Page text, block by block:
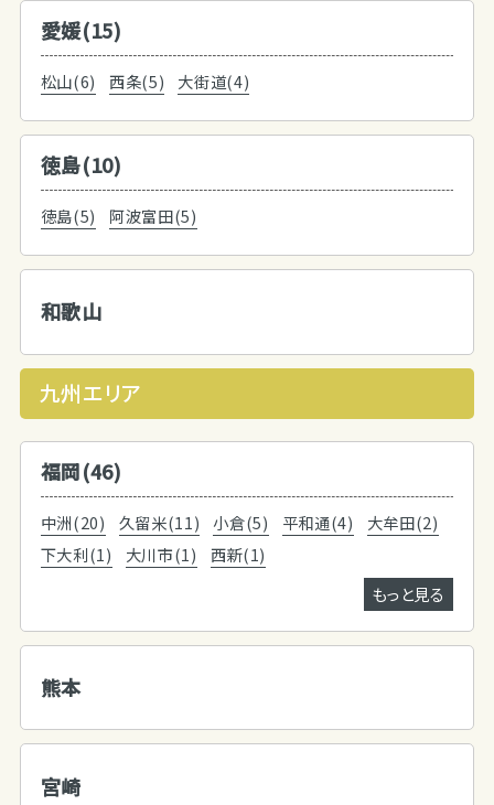
愛媛(15)
松山(6) 西条(5) 大街道(4)
徳島(10)
徳島(5) 阿波富田(5)
和歌山
九州エリア
福岡(46)
中洲(20) 久留米(11) 小倉(5) 平和通(4)
大牟田(2)
下大利(1)
大川市(1)
西新(1)
もっと見る
熊本
宮崎